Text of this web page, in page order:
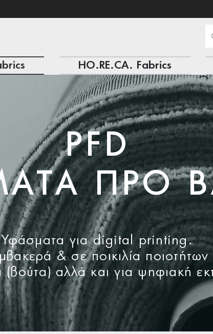
HO.RE.CA. Fabrics
PFD
ΠΡΟ
Υφάσματα για digital printing.
& σε ποικιλία ποιοτήτων
(βούτα) αλλά και για ψηφιακή